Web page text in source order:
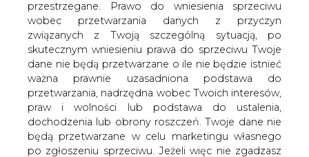
przestrzegane. Prawo do wniesienia sprzeciwu
wobec przetwarzania danych z przyczyn
związanych z Twoją szczególną sytuacją, po
skutecznym wniesieniu prawa do sprzeciwu Twoje
dane nie będą przetwarzane o ile nie będzie istnieć
ważna prawnie uzasadniona podstawa do
przetwarzania, nadrzędna wobec Twoich interesów,
praw i wolności lub podstawa do ustalenia,
dochodzenia lub obrony roszczeń. Twoje dane nie
będą przetwarzane w celu marketingu własnego
po zgłoszeniu sprzeciwu. Jeżeli więc nie zgadzasz
Warszawy przyleci z oficjalną wizytą
Prezydent Rosji Władimir Putin. Będzie
to pierwsza od ośmiu lat wizyta na tym
szczeblu.
Z Prezydentowi Putinowi towarzyszyć będą m.in.
sekretarz kremlowskiej Rady Bezpieczeństwa Władimir
Ruszajło, minister spraw zagranicznych Igor Iwanow,
minister energetyki - Igor Jusufow, wiceminister handlu i
rozwoju gospodarczego Roald Piskoppel oraz grupa
150-ciu rosyjskich biznesmenów.